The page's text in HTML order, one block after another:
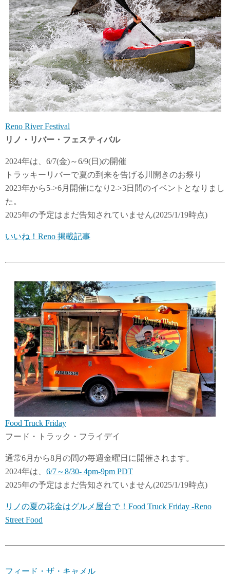
Reno River Festival
リノ・リバー・フェスティバル
2024年は、6/7(金)～6/9(日)の開催
トラッキーリバーで夏の到来を告げる川開きのお祭り
2023年から5->6月開催になり2->3日間のイベントとなりまし
た。
2025年の予定はまだ告知されていません(2025/1/19時点)
いいね！Reno 掲載記事
Food Truck Friday
フード・トラック・フライデイ
通常6月から8月の間の毎週金曜日に開催されます。
2024年は、 6/7～8/30- 4pm-9pm PDT
2025年の予定はまだ告知されていません(2025/1/19時点)
リノの夏の花金はグルメ屋台で！Food Truck Friday -Reno
Street Food
フィード・ザ・キャメル